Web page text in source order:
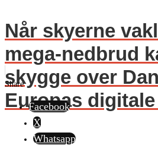
Når skyerne
mega-nedbrud
skygge over
Europas
Share
Facebook
X
Whatsapp